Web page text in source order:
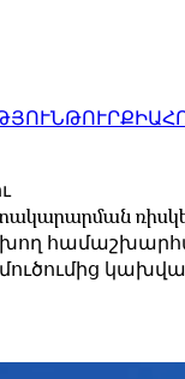
ԹՈՒՐՔԻԱ